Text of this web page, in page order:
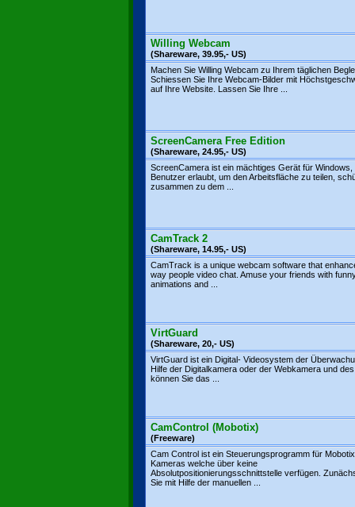
Willing Webcam
(Shareware, 39.95,- US)
Machen Sie Willing Webcam zu Ihrem täglichen
Schiessen Sie Ihre Webcam-Bilder mit
auf Ihre Website. Lassen Sie Ihre ...
ScreenCamera Free Edition
(Shareware, 24.95,- US)
ScreenCamera ist ein mächtiges Gerät für Windows,
Benutzer erlaubt, um den Arbeitsfläche zu teilen,
zusammen zu dem ...
CamTrack 2
(Shareware, 14.95,- US)
CamTrack is a unique webcam software that
way people video chat. Amuse your friends with
animations and ...
VirtGuard
(Shareware, 20,- US)
VirtGuard ist ein Digital- Videosystem der
Hilfe der Digitalkamera oder der Webkamera und
können Sie das ...
CamControl (Mobotix)
(Freeware)
Cam Control ist ein Steuerungsprogramm für Mobotix
Kameras welche über keine
Absolutpositionierungsschnittstelle verfügen.
Sie mit Hilfe der manuellen ...